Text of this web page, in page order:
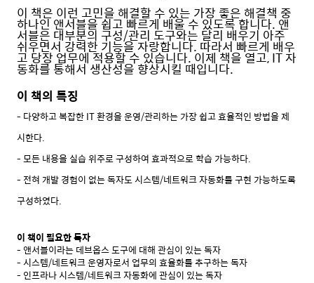
이 책은 이런 고민을 해결할 수 있는 가장 좋은 해결책 중
하나인 앤서블을 쉽고 빠르게 배울 수 있도록 합니다. 앤
서블은 대부분의 구성/관리 도구와는 달리 배우기 아주
쉬우면서 강력한 기능을 자랑합니다. 따라서 빠르게 배우
고 당장 업무에 적용할 수 있습니다. 이제 책을 열고, IT 자
동화를 통해서 생산성을 향상시킬 때입니다.
이 책의 특징
- 다양하고 복잡한 IT 환경을 운영/관리하는 가장 쉽고 효율적인 방법을 제
시한다.
- 모든 내용을 실습 위주로 구성하여 효과적으로 학습 가능하다.
- 전혀 개발 경험이 없는 독자도 시스템/네트워크 자동화를 구현 가능하도록
구성하였다.
이 책이 필요한 독자
- 앤서블이라는 데브옵스 도구에 대해 관심이 있는 독자
- 시스템/네트워크 운영자로서 업무의 효율화를 추구하는 독자
- 인프라나 시스템/네트워크 자동화에 관심이 있는 독자